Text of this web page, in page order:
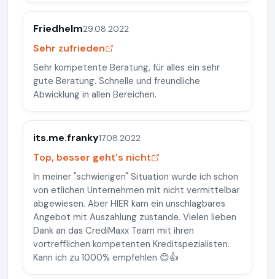
Friedhelm29.08.2022
Sehr zufrieden
Sehr kompetente Beratung, für alles ein sehr
gute Beratung. Schnelle und freundliche
Abwicklung in allen Bereichen.
its.me.franky17.08.2022
Top, besser geht's nicht
In meiner "schwierigen" Situation wurde ich schon
von etlichen Unternehmen mit nicht vermittelbar
abgewiesen. Aber HIER kam ein unschlagbares
Angebot mit Auszahlung zustande. Vielen lieben
Dank an das CrediMaxx Team mit ihren
vortrefflichen kompetenten Kreditspezialisten.
Kann ich zu 1000% empfehlen 😊👍